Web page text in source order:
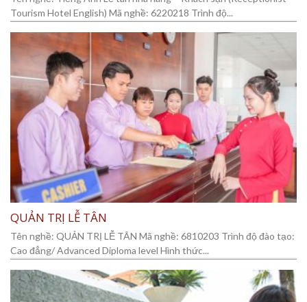
Tourism Hotel English) Mã nghề: 6220218 Trình độ...
QUẢN TRỊ LỄ TÂN
Tên nghề: QUẢN TRỊ LỄ TÂN Mã nghề: 6810203 Trình độ đào tạo:
Cao đẳng/ Advanced Diploma level Hình thức...